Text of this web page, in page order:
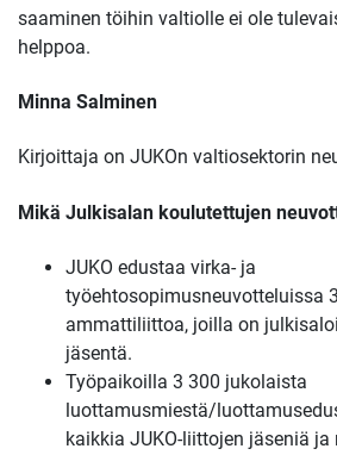
saaminen töihin valtiolle ei ole
helppoa.
Minna Salminen
Kirjoittaja on JUKOn valtiosektorin
Mikä Julkisalan koulutettujen
JUKO edustaa virka- ja
työehtosopimusneuvotteluissa
ammattiliittoa, joilla on
jäsentä.
Työpaikoilla 3 300 jukolaista
luottamusmiestä/
kaikkia JUKO-liittojen jäseniä ja